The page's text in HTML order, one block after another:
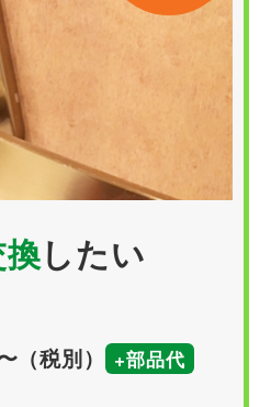
したい
（税別） +部品代